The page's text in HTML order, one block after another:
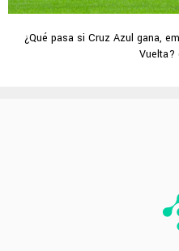
¿Qué pasa si Cruz Azul gana,
Vuelta?